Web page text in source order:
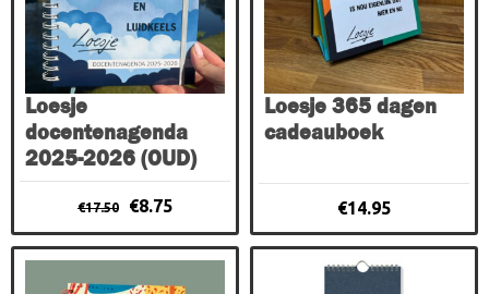
Loesje
docentenagenda
2025-2026 (OUD)
€17.50
Oorspronkelijke
prijs
was:
€17.50.
€8.75Huidige
prijs
is:
€8.75.
Loesje 365 dagen
cadeauboek
€14.95